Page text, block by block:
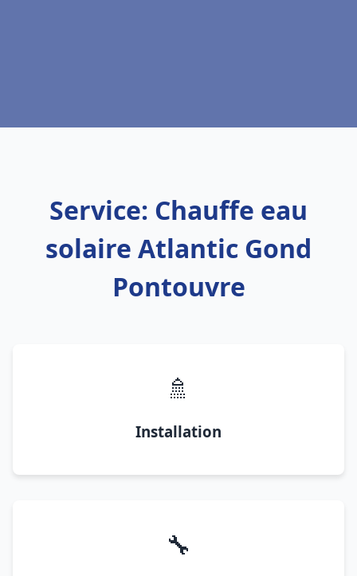
Service: Chauffe eau
solaire Atlantic Gond
Pontouvre
🚿
Installation
🔧